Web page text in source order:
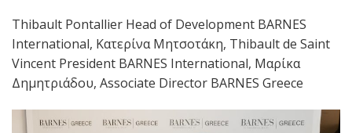
Thibault Pontallier Head of Development BARNES
International, Κατερίνα Μητσοτάκη, Thibault de Saint
Vincent President BARNES International, Μαρίκα
Δημητριάδου, Associate Director BARNES Greece